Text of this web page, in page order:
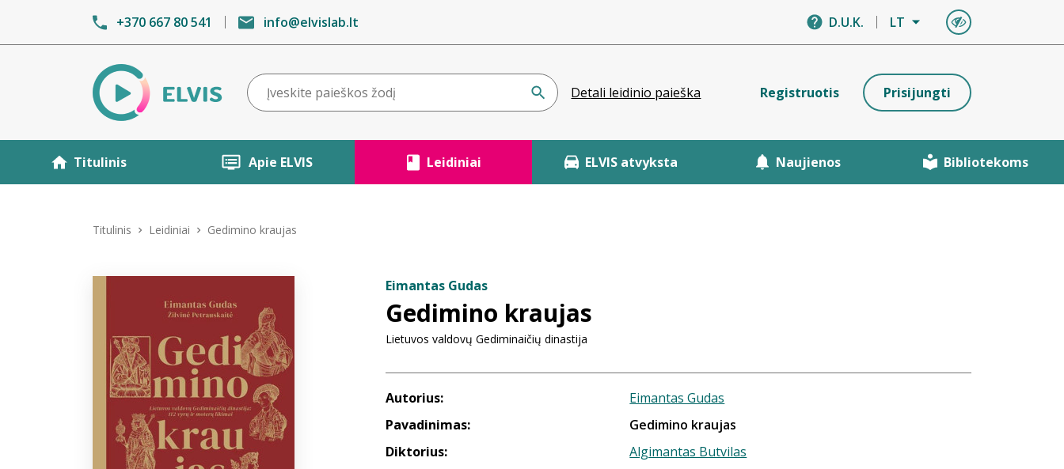
+370 667 80 541 info@elvislab.lt D.U.K. LT
Detali leidinio paieška Registruotis Prisijungti
Titulinis Apie ELVIS Leidiniai ELVIS atvyksta Naujienos Bibliotekoms
Titulinis Leidiniai Gedimino kraujas
Eimantas Gudas
Gedimino kraujas
Lietuvos valdovų Gediminaičių dinastija
Autorius:
Eimantas Gudas
Pavadinimas:
Gedimino kraujas
Diktorius:
Algimantas Butvilas